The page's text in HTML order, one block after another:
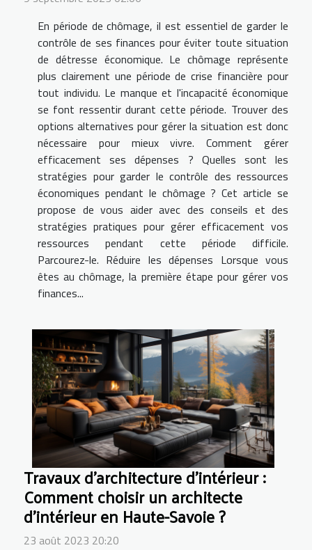
En période de chômage, il est essentiel de garder le
contrôle de ses finances pour éviter toute situation
de détresse économique. Le chômage représente
plus clairement une période de crise financière pour
tout individu. Le manque et l'incapacité économique
se font ressentir durant cette période. Trouver des
options alternatives pour gérer la situation est donc
nécessaire pour mieux vivre. Comment gérer
efficacement ses dépenses ? Quelles sont les
stratégies pour garder le contrôle des ressources
économiques pendant le chômage ? Cet article se
propose de vous aider avec des conseils et des
stratégies pratiques pour gérer efficacement vos
ressources pendant cette période difficile.
Parcourez-le. Réduire les dépenses Lorsque vous
êtes au chômage, la première étape pour gérer vos
finances...
Travaux d’architecture d’intérieur :
Comment choisir un architecte
d’intérieur en Haute-Savoie ?
23 août 2023 20:20